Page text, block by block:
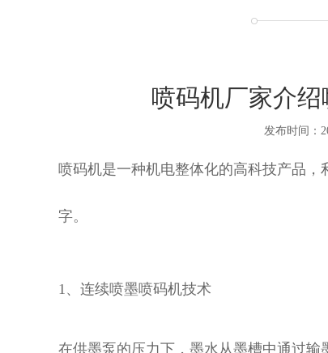
喷码机厂家介
发布时间：
喷码机是一种机电整体化的高科技产品
字。
1、连续喷墨喷码机技术
在供墨泵的压力下，墨水从墨槽中通过